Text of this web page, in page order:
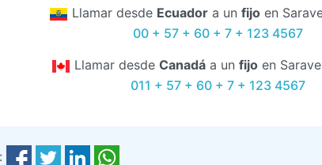
Llamar desde Ecuadora un fijoen
00 + 57 + 60 + 7 + 123 4567
Llamar desde Canadáa un fijoen
011 + 57 + 60 + 7 + 123 4567